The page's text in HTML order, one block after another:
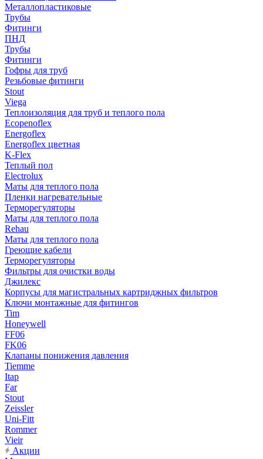
Металлопластиковые
Трубы
Фитинги
ПНД
Трубы
Фитинги
Гофры для труб
Резьбовые фитинги
Stout
Viega
Теплоизоляция для труб и теплого пола
Ecopenoflex
Energoflex
Energoflex цветная
K-Flex
Теплый пол
Electrolux
Маты для теплого пола
Пленки нагревательные
Терморегуляторы
Маты для теплого пола
Rehau
Маты для теплого пола
Греющие кабели
Терморегуляторы
Фильтры для очистки воды
Джилекс
Корпусы для магистральных картриджных фильтров
Ключи монтажные для фитингов
Tim
Honeywell
FF06
FK06
Клапаны понижения давления
Tiemme
Itap
Far
Stout
Zeissler
Uni-Fitt
Rommer
Vieir
Акции